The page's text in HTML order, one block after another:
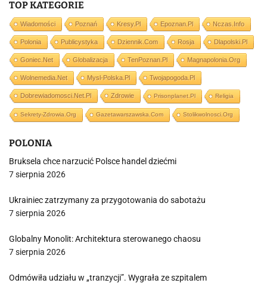
TOP KATEGORIE
Wiadomości Poznań Kresy.pl Epoznan.pl Nczas.info
Polonia Publicystyka Dziennik.com Rosja Dlapolski.pl
Goniec.net Globalizacja TenPoznan.pl Magnapolonia.org
Wolnemedia.net Mysl-Polska.pl Twojapogoda.pl
Dobrewiadomosci.net.pl Zdrowie Prisonplanet.pl Religia
Sekrety-Zdrowia.org Gazetawarszawska.com Stolikwolnosci.org
POLONIA
Bruksela chce narzucić Polsce handel dziećmi
7 sierpnia 2026
Ukrainiec zatrzymany za przygotowania do sabotażu
7 sierpnia 2026
Globalny Monolit: Architektura sterowanego chaosu
7 sierpnia 2026
Odmówiła udziału w „tranzycji”. Wygrała ze szpitalem